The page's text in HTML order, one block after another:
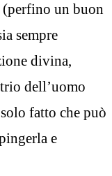
un buon
sempre
divina,
dell’uomo
fatto che può
e